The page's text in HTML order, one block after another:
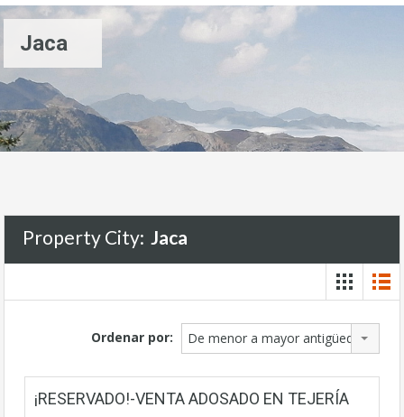
Jaca
Property City: Jaca
Ordenar por: De menor a mayor antigüedad
¡RESERVADO!-VENTA ADOSADO EN TEJERÍA